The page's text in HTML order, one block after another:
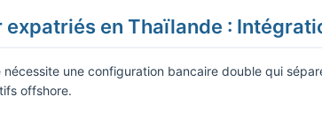
expatriés en Thaïlande :
une configuration bancaire double qui
offshore.